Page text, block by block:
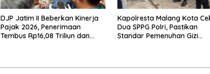
DJP Jatim II Beberkan Kinerja
Pajak 2026, Penerimaan
Tembus Rp16,08 Triliun dan
Kapolresta Malang Kota
Dua SPPG Polri, Pastikan
Standar Pemenuhan Gizi